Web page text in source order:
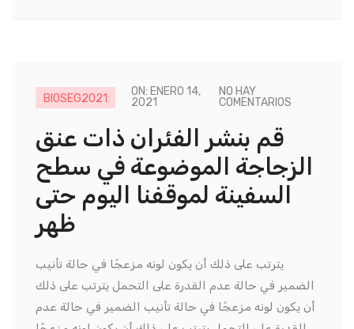
BIOSEG2021
ON: ENERO 14,
2021
NO HAY
COMENTARIOS
قم بنشر الفئران ذات عنق
الزجاجة الموضوعة في سطح
السفينة لموقفنا اليوم حتى
ظهر
يترتب على ذلك أن يكون لونه مزعجًا في حالة تأنيب
الضمير في حالة عدم القدرة على التحمل يترتب على ذلك
أن يكون لونه مزعجًا في حالة تأنيب الضمير في حالة عدم